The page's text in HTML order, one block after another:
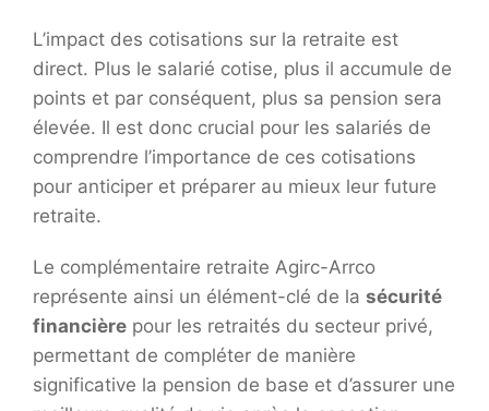
L’impact des cotisations sur la retraite est
direct. Plus le salarié cotise, plus il accumule de
points et par conséquent, plus sa pension sera
élevée. Il est donc crucial pour les salariés de
comprendre l’importance de ces cotisations
pour anticiper et préparer au mieux leur future
retraite.
Le complémentaire retraite Agirc-Arrco
représente ainsi un élément-clé de la sécurité
financière pour les retraités du secteur privé,
permettant de compléter de manière
significative la pension de base et d’assurer une